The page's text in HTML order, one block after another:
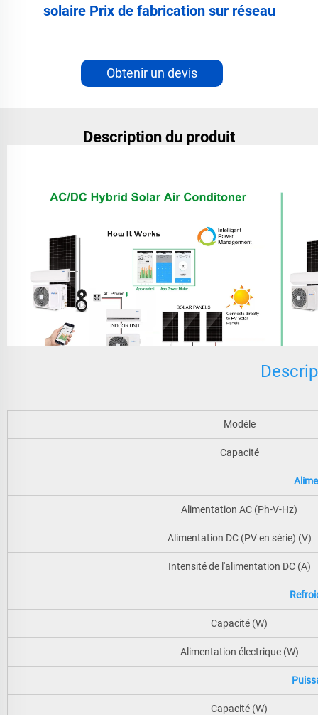
solaire Prix de fabrication sur réseau
Obtenir un devis
Description du produit
Modèle
Capacité
Alimentation AC (Ph-V-Hz)
Alimentation DC (PV en série) (V)
Intensité de l'alimentation DC (A)
Capacité (W)
Alimentation électrique (W)
Capacité (W)